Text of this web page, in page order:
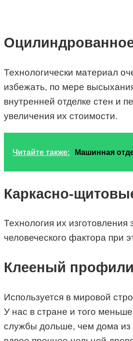
Технологически материал
избежать, по мере
внутренней отделке стен и
увеличения их стоимости.
Читайте также: Машинная
Каркасно-
Технология их
человеческого фактора при
Клееный
Используется в мировой
У нас в стране и того
службы дольше, чем дома из